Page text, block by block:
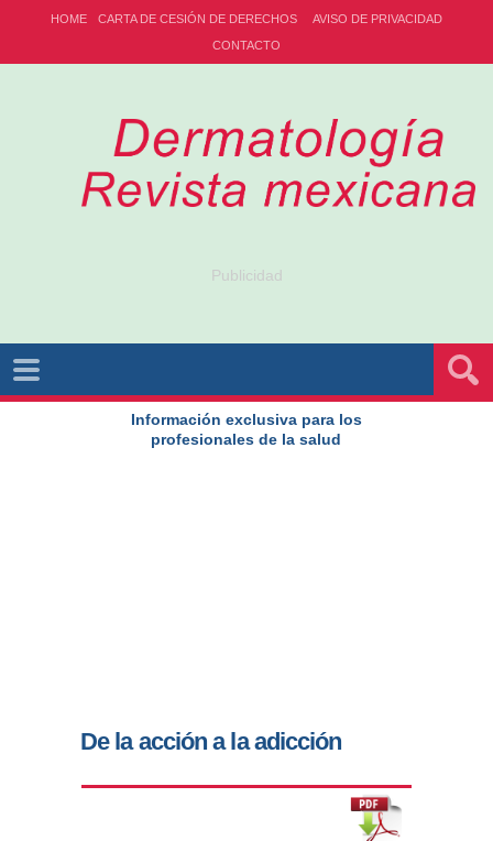
HOME CARTA DE CESIÓN DE DERECHOS
AVISO DE PRIVACIDAD
CONTACTO
Publicidad
Información exclusiva para los
profesionales de la salud
De la acción a la adicción